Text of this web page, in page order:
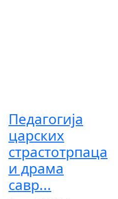
Педагогија
царских
страстотрпаца
и драма
савр...